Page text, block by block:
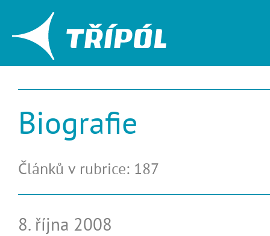
Biografie
Článků v rubrice: 187
8. října 2008